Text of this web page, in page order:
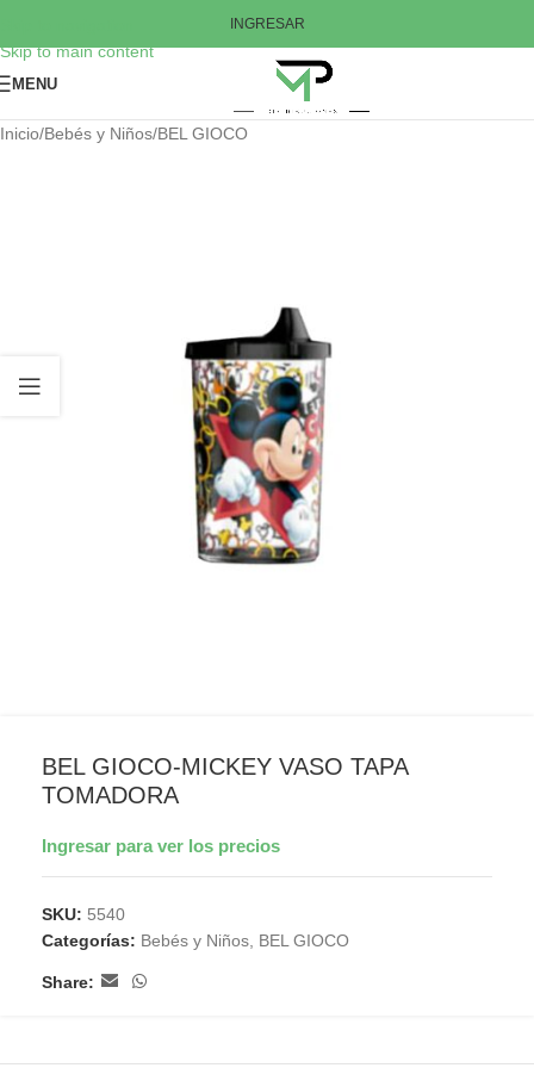
Skip to main content
INGRESAR
MENU
Inicio/Bebés y Niños/BEL GIOCO
BEL GIOCO-MICKEY VASO TAPA
TOMADORA
Ingresar para ver los precios
SKU: 5540
Categorías: Bebés y Niños BEL GIOCO
Share: